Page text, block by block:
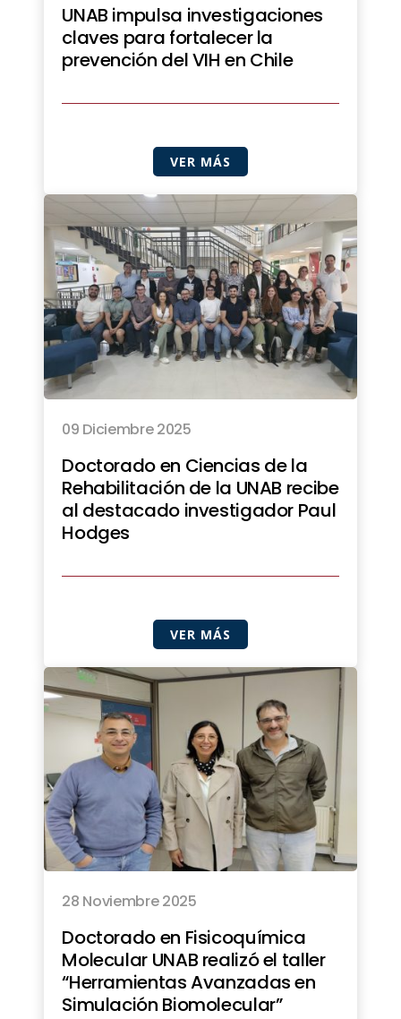
UNAB impulsa investigaciones
claves para fortalecer la
prevención del VIH en Chile
VER MÁS
09 Diciembre 2025
Doctorado en Ciencias de la
Rehabilitación de la UNAB recibe
al destacado investigador Paul
Hodges
VER MÁS
28 Noviembre 2025
Doctorado en Fisicoquímica
Molecular UNAB realizó el taller
“Herramientas Avanzadas en
Simulación Biomolecular”